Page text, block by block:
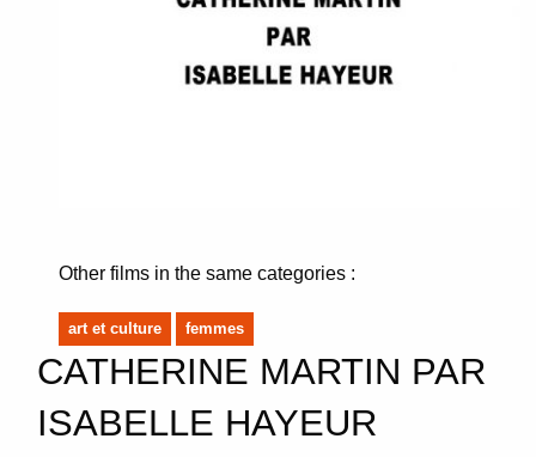
Other films in the same categories :
art et culture femmes
CATHERINE MARTIN PAR
ISABELLE HAYEUR